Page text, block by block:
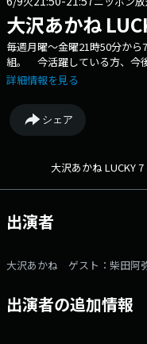
大沢あかね
毎週月曜～金曜21時50分か
組。 今活躍している方、今
えするゲストトーク番組です
田阿弥さんメールアドレ
こちら twitterハッシュタ
ントは「@akanelucky7」
詳細情報を見る
シェア
大沢あかね LUCKY 7
出演者
大沢あかね ゲスト：柴田阿
出演者の追加情報